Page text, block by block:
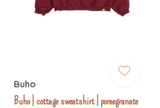
Buho
Buho | cottage sweatshirt | pomegranate